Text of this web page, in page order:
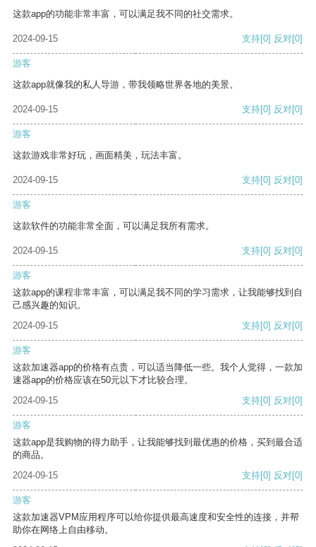
这款app的功能非常丰富，可以满足我不同的社交需求。
2024-09-15 支持[0] 反对[0]
游客
这款app就像我的私人导游，带我领略世界各地的美景。
2024-09-15 支持[0] 反对[0]
游客
这款游戏非常好玩，画面精美，玩法丰富。
2024-09-15 支持[0] 反对[0]
游客
这款软件的功能非常全面，可以满足我所有需求。
2024-09-15 支持[0] 反对[0]
游客
这款app的课程非常丰富，可以满足我不同的学习需求，让我能够找到自
己感兴趣的知识。
2024-09-15
支持[0] 反对[0]
游客
这款加速器app的价格有点贵，可以适当降低一些。我个人觉得，一款加
速器app的价格应该在50元以下才比较合理。
2024-09-15
支持[0] 反对[0]
游客
这款app是我购物的得力助手，让我能够找到最优惠的价格，买到最合适
的商品。
2024-09-15
支持[0] 反对[0]
游客
这款加速器VPM应用程序可以给你提供最高速度和安全性的连接，并帮
助你在网络上自由移动。